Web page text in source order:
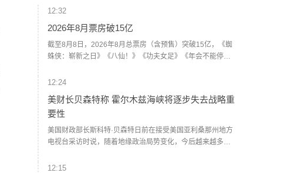
12:32
2026年8月票房破15亿
截至8月8日，2026年8月总票房（含预售）突破15亿，《蜘
蛛侠：崭新之日》《八仙！》《功夫女足》《年会不能停！
12:24
美财长贝森特称 霍尔木兹海峡将逐步失去战略重
要性
美国财政部长斯科特·贝森特日前在接受美国亚利桑那州地方
电视台采访时说，随着地缘政治局势变化，今后越来越多能
失去战略重要性。鉴于伊朗试图控制这条咽喉要道，海峡将
12:15